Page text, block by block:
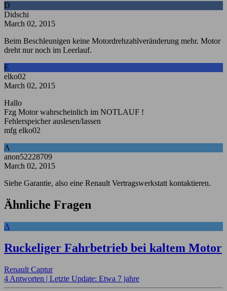
D
Didschi
March 02, 2015
Beim Beschleunigen keine Motordrehzahlveränderung mehr. Motor
dreht nur noch im Leerlauf.
E
elko02
March 02, 2015
Hallo
Fzg Motor wahrscheinlich im NOTLAUF !
Fehlerspeicher auslesen/lassen
mfg elko02
A
anon52228709
March 02, 2015
Siehe Garantie, also eine Renault Vertragswerkstatt kontaktieren.
Ähnliche Fragen
A
Ruckeliger Fahrbetrieb bei kaltem Motor
Renault Captur
4 Antworten | Letzte Update: Etwa 7 jahre